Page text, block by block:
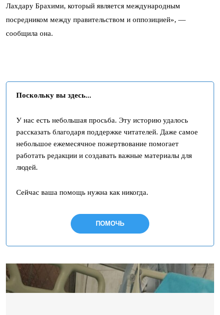
Лахдару Брахими, который является международным
посредником между правительством и оппозицией», —
сообщила она.
Поскольку вы здесь...
У нас есть небольшая просьба. Эту историю удалось
рассказать благодаря поддержке читателей. Даже самое
небольшое ежемесячное пожертвование помогает
работать редакции и создавать важные материалы для
людей.
Сейчас ваша помощь нужна как никогда.
ПОМОЧЬ